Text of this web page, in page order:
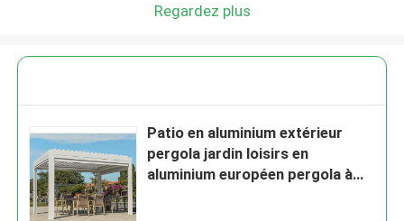
Regardez plus
Patio en aluminium extérieur
pergola jardin loisirs en
aluminium européen pergola à